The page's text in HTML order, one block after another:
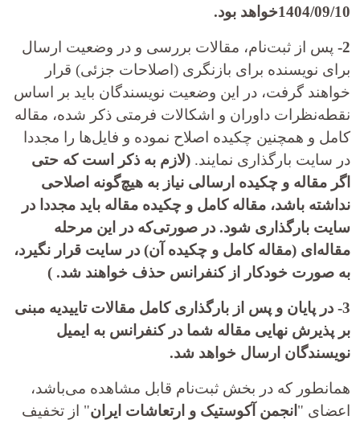
1404/09/10خواهد بود.
2- پس از ثبت‌نام، مقالات بررسی و در وضعیت ارسال
برای نویسنده برای بازنگری (اصلاحات جزئی) قرار
خواهند گرفت، در این وضعیت نویسندگان باید بر اساس
نقطه‌نظرات داوران و اشکالات فرمتی ذکر شده، مقاله
کامل و همچنین چکیده اصلاح نموده و فایل‌ها را مجددا
در سایت بارگذاری نمایند. (لازم به ذکر است که حتی
اگر مقاله و چکیده ارسالی نیاز به هیچ‌گونه اصلاحی
نداشته باشد، مقاله کامل و چکیده مقاله باید مجددا در
سایت بارگذاری شود. در صورتی‌که در این مرحله
مقاله‌ای (مقاله کامل و چکیده آن) در سایت قرار نگیرد،
به صورت خودکار از کنفرانس حذف خواهند شد. )
3- در پایان و پس از بارگذاری کامل مقالات تاییدیه مبنی
بر پذیرش نهایی مقاله شما در کنفرانس به ایمیل
نویسندگان ارسال خواهد شد.
همانطور که در بخش ثبت‌نام قابل مشاهده می­‌باشد،
اعضای " انجمن آکوستیک و ارتعاشات ایران" از تخفیف